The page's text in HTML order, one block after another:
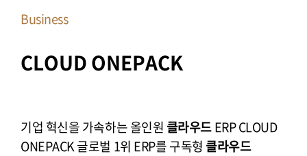
고객관리 CRM (고객관계관리시스템) SCM
(공급망관리시스템) PMS (프로젝트관리시스템)
리포팅 BW (Business Warehouse) EC (Enterprise
국내세법까지 지원하는 국내최초 B1 최적화
자금솔루션 보유 사내관리 Mobile System
Business
CLOUD ONEPACK
기업 혁신을 가속하는 올인원 클라우드ERP CLOUD
ONEPACK 글로벌 1위 ERP를 구독형 클라우드